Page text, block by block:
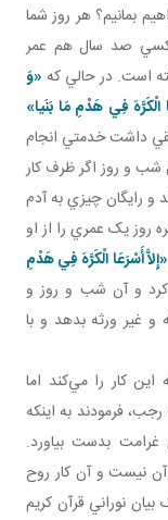
بمانيم؟ هر روز شما
کسي صد سال هم عمر
است. در حالي که «وَ
الْکَرَّهَ فِي هَدْمِ مَا بَنَيا»
داشت خدمتي انجام
شب و روز اگر ظرف کار
و رايگان چيزي به آدم
روز يک عمري را از او
«إِلاَّ أَسْرَعَا الْکَرَّهَ فِي هَدْمِ
کرد و آن شب و روز و
و غير ورثه بدهد و با
کار را مي‌کند اما
فرمودند به اينکه
بدست بياورد.
نيست و آن کار روح
نوراني قرآن کريم